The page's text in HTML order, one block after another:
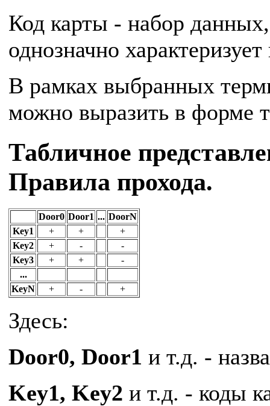
Код карты - набор
однозначно характеризует
В рамках выбранных
можно выразить в форме
Табличное
Правила прохода.
Door0 Door1 ... DoorN
Key1
+ +
+
Key2
+ -
-
Key3
+ +
-
...
KeyN
+ - +
Здесь:
Door0, Door1 и т.д. -
Key1, Key2 и т.д. - коды